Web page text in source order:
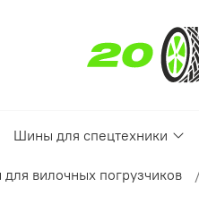
Шины для спецтехники
вилочных погрузчиков